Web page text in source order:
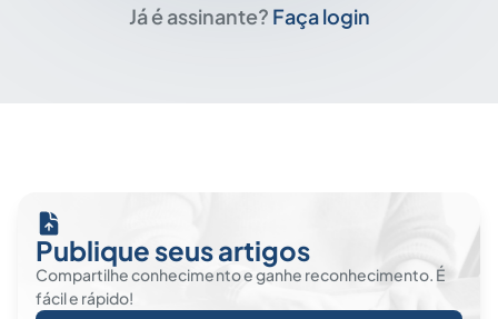
Já é assinante? Faça login
Publique seus artigos
Compartilhe conhecimento e ganhe reconhecimento. É
fácil e rápido!